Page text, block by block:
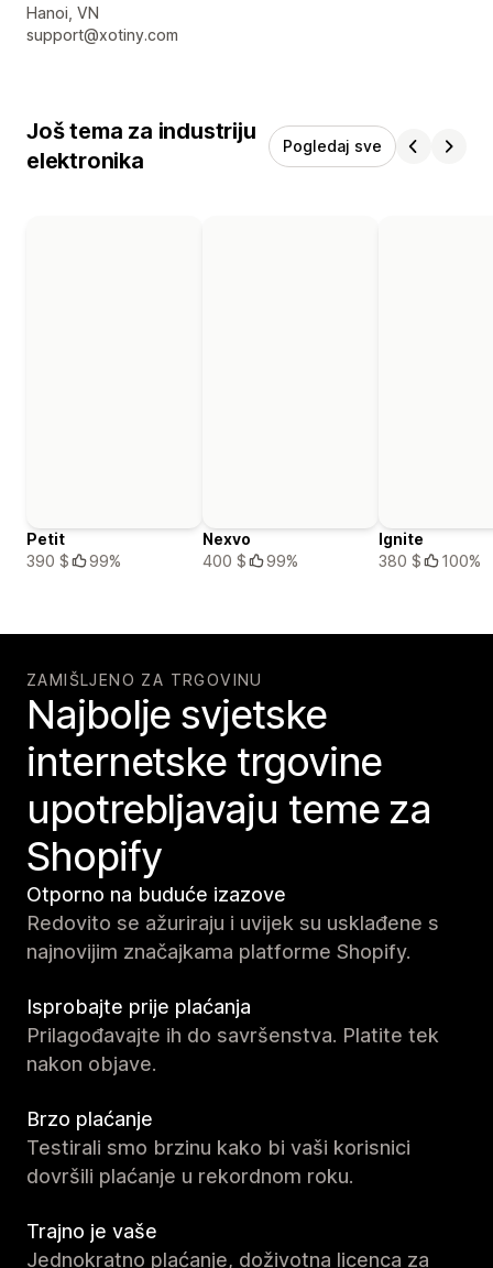
Podaci za kontakt dizajnera
Hanoi, VN
support@xotiny.com
Još tema za industriju
elektronika
Pogledaj sve
Petit
390 $
99%
Nexvo
400 $
99%
Ignite
380 $
100%
ZAMIŠLJENO ZA TRGOVINU
Najbolje svjetske
internetske trgovine
upotrebljavaju teme za
Shopify
Otporno na buduće izazove
Redovito se ažuriraju i uvijek su usklađene s
najnovijim značajkama platforme Shopify.
Isprobajte prije plaćanja
Prilagođavajte ih do savršenstva. Platite tek
nakon objave.
Brzo plaćanje
Testirali smo brzinu kako bi vaši korisnici
dovršili plaćanje u rekordnom roku.
Trajno je vaše
Jednokratno plaćanje, doživotna licenca za